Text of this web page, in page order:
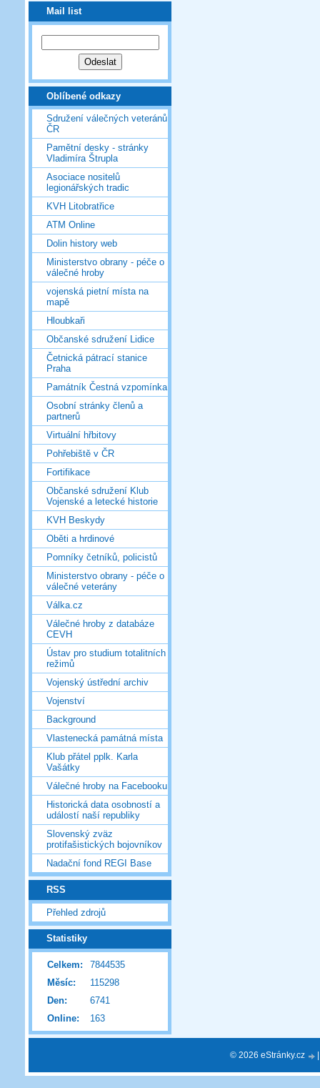
Mail list
Oblíbené odkazy
Sdružení válečných veteránů
ČR
Pamětní desky - stránky
Vladimíra Štrupla
Asociace nositelů
legionářských tradic
KVH Litobratřice
ATM Online
Dolin history web
Ministerstvo obrany - péče o
válečné hroby
vojenská pietní místa na
mapě
Hloubkaři
Občanské sdružení Lidice
Četnická pátrací stanice
Praha
Památník Čestná vzpomínka
Osobní stránky členů a
partnerů
Virtuální hřbitovy
Pohřebiště v ČR
Fortifikace
Občanské sdružení Klub
Vojenské a letecké historie
KVH Beskydy
Oběti a hrdinové
Pomníky četníků, policistů
Ministerstvo obrany - péče o
válečné veterány
Válka.cz
Válečné hroby z databáze
CEVH
Ústav pro studium totalitních
režimů
Vojenský ústřední archiv
Vojenství
Background
Vlastenecká památná místa
Klub přátel pplk. Karla
Vašátky
Válečné hroby na Facebooku
Historická data osobností a
událostí naší republiky
Slovenský zväz
protifašistických bojovníkov
Nadační fond REGI Base
RSS
Přehled zdrojů
Statistiky
Online: 163
Celkem:
7844535
Měsíc:
115298
Den:
6741
© 2026 eStránky.cz